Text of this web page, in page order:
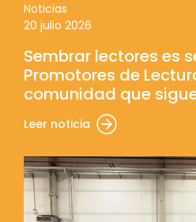
Noticias
20 julio 2026
Sembrar lectores es
Promotores de
comunidad que
Leer noticia